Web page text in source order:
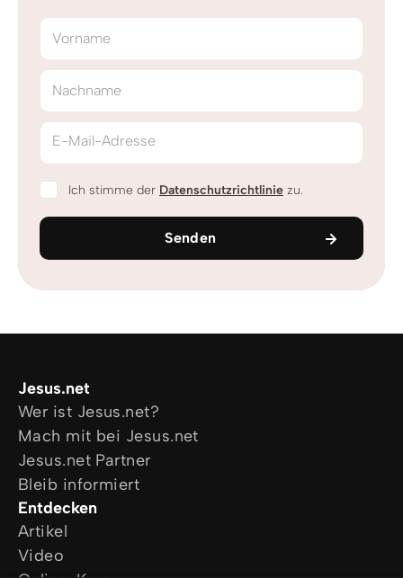
Vorname
Nachname
E-Mail-Adresse
Ich stimme der Datenschutzrichtlinie zu.
Senden
Jesus.net
Wer ist Jesus.net?
Mach mit bei Jesus.net
Jesus.net Partner
Bleib informiert
Entdecken
Artikel
Video